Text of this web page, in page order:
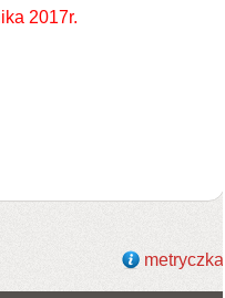
2017r.
metryczka